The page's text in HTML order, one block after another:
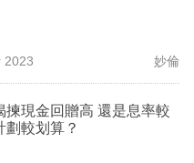
2023 妙倫
揀現金回贈高 還是息率較
劃較划算？